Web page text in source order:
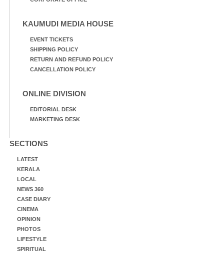
KAUMUDI MEDIA HOUSE
EVENT TICKETS
SHIPPING POLICY
RETURN AND REFUND POLICY
CANCELLATION POLICY
ONLINE DIVISION
EDITORIAL DESK
MARKETING DESK
SECTIONS
LATEST
KERALA
LOCAL
NEWS 360
CASE DIARY
CINEMA
OPINION
PHOTOS
LIFESTYLE
SPIRITUAL